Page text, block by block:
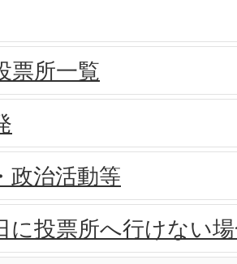
票所一覧
政治活動等
に投票所へ行けない